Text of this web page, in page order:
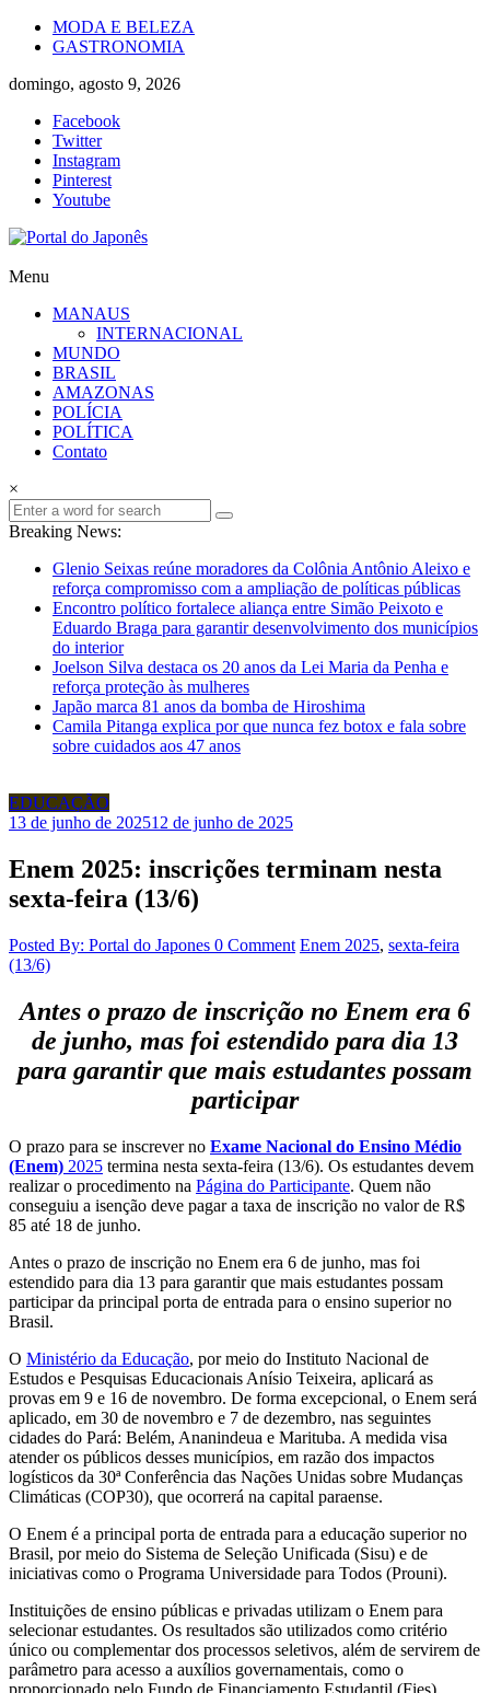
Skip
MODA E BELEZA
GASTRONOMIA
domingo, agosto 9, 2026
Facebook
Twitter
Instagram
Pinterest
Youtube
Portal
Japonês
Japão
mais
perto
Menu
MANAUS
INTERNACIONAL
MUNDO
BRASIL
AMAZONAS
POLÍCIA
POLÍTICA
Contato
×
Breaking News:
Glenio Seixas reúne moradores da Colônia Antônio Aleixo e
reforça compromisso com a ampliação de políticas públicas
Encontro político fortalece aliança entre Simão Peixoto e
Eduardo Braga para garantir desenvolvimento dos municípios
do interior
Joelson Silva destaca os 20 anos da Lei Maria da Penha e
reforça proteção às mulheres
Japão marca 81 anos da bomba de Hiroshima
Camila Pitanga explica por que nunca fez botox e fala sobre
sobre cuidados aos 47 anos
EDUCAÇÃO
13 de junho de 202512 de junho de 2025
Enem 2025: inscrições terminam nesta
sexta-feira (13/6)
Posted By: Portal do Japones 0 Comment Enem 2025, sexta-feira
(13/6)
Antes o prazo de inscrição no Enem era 6
de junho, mas foi estendido para dia 13
para garantir que mais estudantes possam
participar
O prazo para se inscrever no Exame Nacional do Ensino Médio
(Enem) 2025 termina nesta sexta-feira (13/6). Os estudantes devem
realizar o procedimento na Página do Participante. Quem não
conseguiu a isenção deve pagar a taxa de inscrição no valor de R$
85 até 18 de junho.
Antes o prazo de inscrição no Enem era 6 de junho, mas foi
estendido para dia 13 para garantir que mais estudantes possam
participar da principal porta de entrada para o ensino superior no
Brasil.
O Ministério da Educação, por meio do Instituto Nacional de
Estudos e Pesquisas Educacionais Anísio Teixeira, aplicará as
provas em 9 e 16 de novembro. De forma excepcional, o Enem será
aplicado, em 30 de novembro e 7 de dezembro, nas seguintes
cidades do Pará: Belém, Ananindeua e Marituba. A medida visa
atender os públicos desses municípios, em razão dos impactos
logísticos da 30ª Conferência das Nações Unidas sobre Mudanças
Climáticas (COP30), que ocorrerá na capital paraense.
O Enem é a principal porta de entrada para a educação superior no
Brasil, por meio do Sistema de Seleção Unificada (Sisu) e de
iniciativas como o Programa Universidade para Todos (Prouni).
Instituições de ensino públicas e privadas utilizam o Enem para
selecionar estudantes. Os resultados são utilizados como critério
único ou complementar dos processos seletivos, além de servirem de
parâmetro para acesso a auxílios governamentais, como o
proporcionado pelo Fundo de Financiamento Estudantil (Fies).